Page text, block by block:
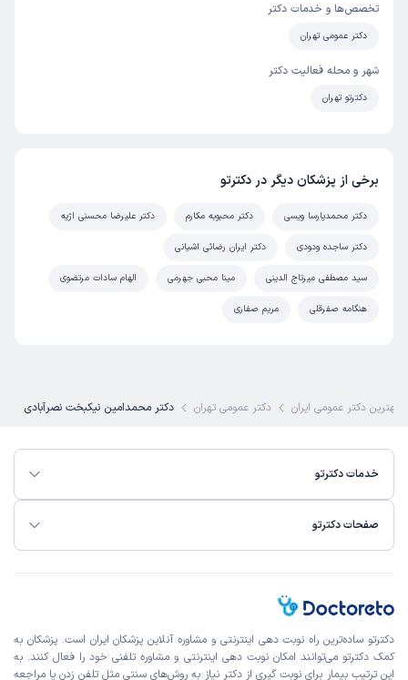
تخصص‌ها و خدمات دکتر
دکتر عمومی تهران
شهر و محله فعالیت دکتر
دکترتو تهران
برخی از پزشکان دیگر در دکترتو
دکتر محمدپارسا ویسی دکتر محبوبه مکارم دکتر علیرضا محسنی اژیه
دکتر ساجده ودودی دکتر ایران رضائی اشیانی
سید مصطفی میرتاج الدینی مینا محبی جهرمی الهام سادات مرتضوی
هنگامه صفرقلی مریم صفاری
بهترین دکتر عمومی ایران دکتر عمومی تهران دکتر محمدامین نیکبخت نصرآبادی
خدمات دکترتو
صفحات دکترتو
دکترتو ساده‌ترین راه نوبت‌ دهی اینترنتی و مشاوره آنلاین پزشکان ایران است. پزشکان به
کمک دکترتو می‌توانند امکان نوبت دهی اینترنتی و مشاوره تلفنی خود را فعال کنند. به
این ترتیب بیمار برای نوبت گیری از دکتر نیاز به روش‌های سنتی مثل تلفن زدن یا مراجعه